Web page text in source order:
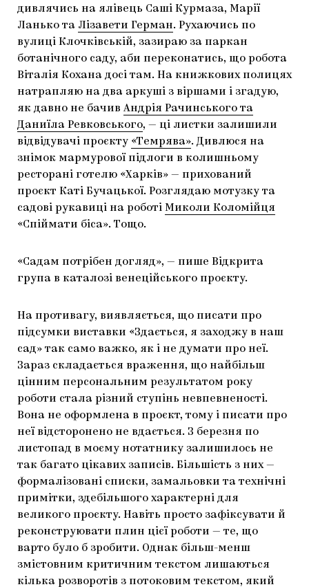
дивлячись на ялівець Саші Курмаза, Марії
Ланько та Лізавети Герман. Рухаючись по
вулиці Клочківській, зазираю за паркан
ботанічного саду, аби переконатись, що робота
Віталія Кохана досі там. На книжкових полицях
натрапляю на два аркуші з віршами і згадую,
як давно не бачивАндрія Рачинського та
Даниїла Ревковського, — ці листки залишили
відвідувачі проєкту «Темрява». Дивлюся на
знімок мармурової підлоги в колишньому
ресторані готелю «Харків» — прихований
проєкт Каті Бучацької. Розглядаю мотузку та
садові рукавиці на роботі Миколи Коломійця
«Спіймати біса». Тощо.
«Садам потрібен догляд», — пише Відкрита
група в каталозі венеційського проєкту.
На противагу, виявляється, що писати про
підсумки виставки «Здається, я заходжу в наш
сад» так само важко, як і не думати про неї.
Зараз складається враження, що найбільш
цінним персональним результатом року
роботи стала різний ступінь невпевненості.
Вона не оформлена в проєкт, тому і писати про
неї відсторонено не вдається. З березня по
листопад в моєму нотатнику залишилось не
так багато цікавих записів. Більшість з них —
формалізовані списки, замальовки та технічні
примітки, здебільшого характерні для
великого проєкту. Навіть просто зафіксувати й
реконструювати плин цієї роботи — те, що
варто було б зробити. Однак більш-менш
змістовним критичним текстом лишаються
кілька розворотів з потоковим текстом, який